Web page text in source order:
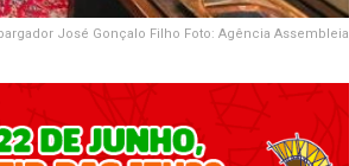
José Gonçalo Filho Foto: Agência Assembleia